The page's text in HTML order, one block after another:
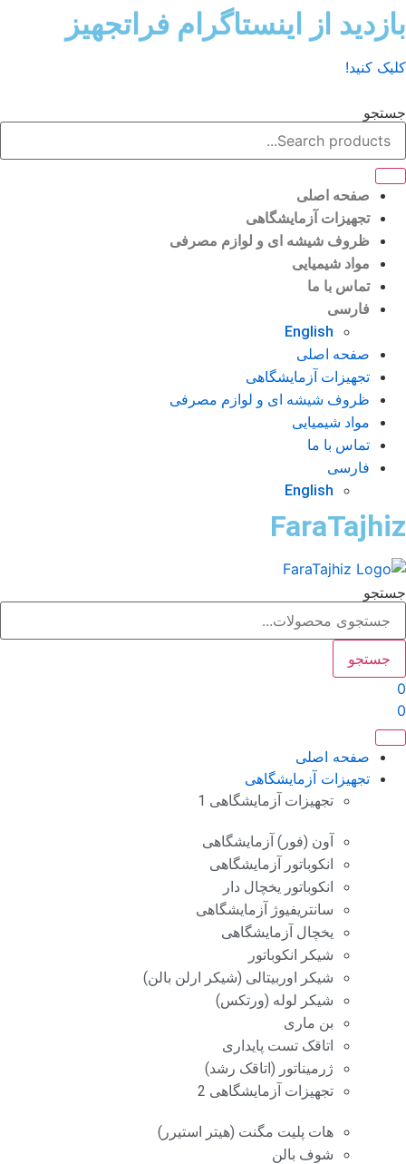
از اینستاگرام فراتجهیز
کنید!
صفحه اصلی
تجهیزات آزمایشگاهی
ظروف شیشه ای و لوازم مصرفی
مواد شیمیایی
تماس با ما
فارسی
English
صفحه اصلی
تجهیزات آزمایشگاهی
ظروف شیشه ای و لوازم مصرفی
مواد شیمیایی
تماس با ما
فارسی
English
جستجو
صفحه اصلی
تجهیزات آزمایشگاهی
تجهیزات آزمایشگاهی 1
آون (فور) آزمایشگاهی
انکوباتور آزمایشگاهی
انکوباتور یخچال دار
سانتریفیوژ آزمایشگاهی
یخچال آزمایشگاهی
شیکر انکوباتور
شیکر اوربیتالی (شیکر ارلن بالن)
شیکر لوله (ورتکس)
بن ماری
اتاقک تست پایداری
ژرمیناتور (اتاقک رشد)
تجهیزات آزمایشگاهی 2
هات پلیت مگنت (هیتر استیرر)
شوف بالن